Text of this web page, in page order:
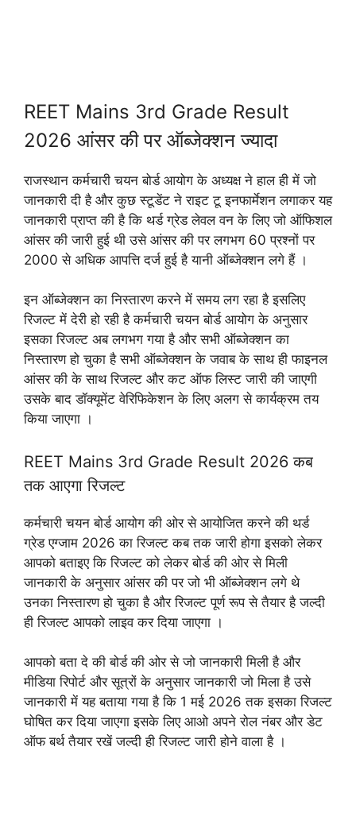
REET Mains 3rd Grade Result
2026 आंसर की पर ऑब्जेक्शन ज्यादा
राजस्थान कर्मचारी चयन बोर्ड आयोग के अध्यक्ष ने हाल ही में जो
जानकारी दी है और कुछ स्टूडेंट ने राइट टू इनफार्मेशन लगाकर यह
जानकारी प्राप्त की है कि थर्ड ग्रेड लेवल वन के लिए जो ऑफिशल
आंसर की जारी हुई थी उसे आंसर की पर लगभग 60 प्रश्नों पर
2000 से अधिक आपत्ति दर्ज हुई है यानी ऑब्जेक्शन लगे हैं ।
इन ऑब्जेक्शन का निस्तारण करने में समय लग रहा है इसलिए
रिजल्ट में देरी हो रही है कर्मचारी चयन बोर्ड आयोग के अनुसार
इसका रिजल्ट अब लगभग गया है और सभी ऑब्जेक्शन का
निस्तारण हो चुका है सभी ऑब्जेक्शन के जवाब के साथ ही फाइनल
आंसर की के साथ रिजल्ट और कट ऑफ लिस्ट जारी की जाएगी
उसके बाद डॉक्यूमेंट वेरिफिकेशन के लिए अलग से कार्यक्रम तय
किया जाएगा ।
REET Mains 3rd Grade Result 2026 कब
तक आएगा रिजल्ट
कर्मचारी चयन बोर्ड आयोग की ओर से आयोजित करने की थर्ड
ग्रेड एग्जाम 2026 का रिजल्ट कब तक जारी होगा इसको लेकर
आपको बताइए कि रिजल्ट को लेकर बोर्ड की ओर से मिली
जानकारी के अनुसार आंसर की पर जो भी ऑब्जेक्शन लगे थे
उनका निस्तारण हो चुका है और रिजल्ट पूर्ण रूप से तैयार है जल्दी
ही रिजल्ट आपको लाइव कर दिया जाएगा ।
आपको बता दे की बोर्ड की ओर से जो जानकारी मिली है और
मीडिया रिपोर्ट और सूत्रों के अनुसार जानकारी जो मिला है उसे
जानकारी में यह बताया गया है कि 1 मई 2026 तक इसका रिजल्ट
घोषित कर दिया जाएगा इसके लिए आओ अपने रोल नंबर और डेट
ऑफ बर्थ तैयार रखें जल्दी ही रिजल्ट जारी होने वाला है ।